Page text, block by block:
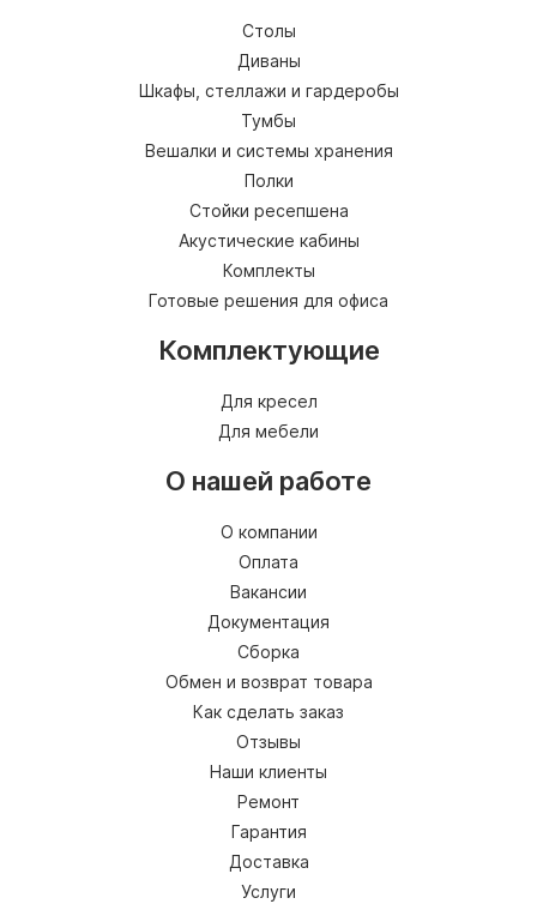
Столы
Диваны
Шкафы, стеллажи и гардеробы
Тумбы
Вешалки и системы хранения
Полки
Стойки ресепшена
Акустические кабины
Комплекты
Готовые решения для офиса
Комплектующие
Для кресел
Для мебели
О нашей работе
О компании
Оплата
Вакансии
Документация
Сборка
Обмен и возврат товара
Как сделать заказ
Отзывы
Наши клиенты
Ремонт
Гарантия
Доставка
Услуги